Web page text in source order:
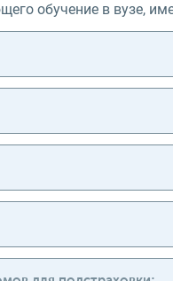
обучение в вузе,